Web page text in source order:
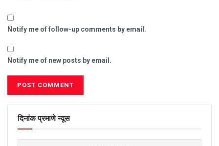
Notify me of follow-up comments by email.
Notify me of new posts by email.
दिनांक प्रमाणे न्यूस